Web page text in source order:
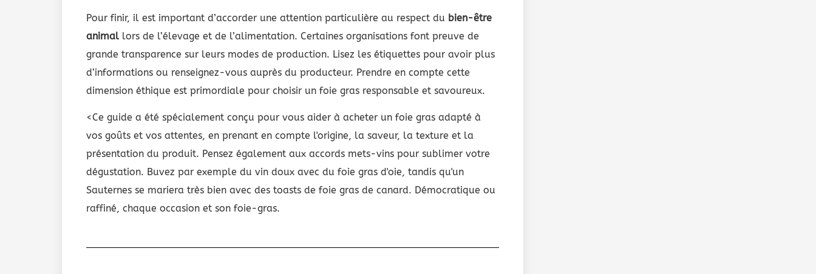
Pour finir, il est important d’accorder une attention particulière au respect du bien-être
animal lors de l’élevage et de l’alimentation. Certaines organisations font preuve de
grande transparence sur leurs modes de production. Lisez les étiquettes pour avoir plus
d’informations ou renseignez-vous auprès du producteur. Prendre en compte cette
dimension éthique est primordiale pour choisir un foie gras responsable et savoureux.
<Ce guide a été spécialement conçu pour vous aider à acheter un foie gras adapté à
vos goûts et vos attentes, en prenant en compte l'origine, la saveur, la texture et la
présentation du produit. Pensez également aux accords mets-vins pour sublimer votre
dégustation. Buvez par exemple du vin doux avec du foie gras d'oie, tandis qu'un
Sauternes se mariera très bien avec des toasts de foie gras de canard. Démocratique ou
raffiné, chaque occasion et son foie-gras.